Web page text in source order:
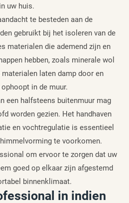
uw huis.
te besteden aan de
gebruikt bij het isoleren van de
materialen die ademend zijn en
hebben, zoals minerale wol
laten damp door en
in de muur.
een halfsteens buitenmuur mag
worden gezien. Het handhaven
en vochtregulatie is essentieel
te voorkomen.
om ervoor te zorgen dat uw
goed op elkaar zijn afgestemd
binnenklimaat.
in indien